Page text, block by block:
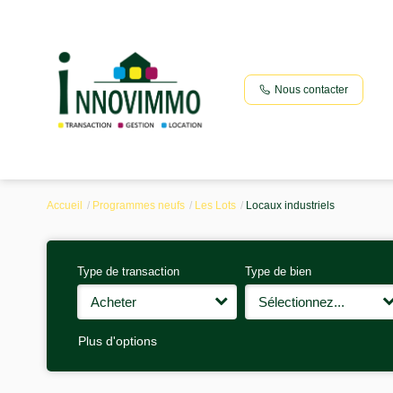
Nous contacter
Accueil Programmes neufs Les Lots Locaux industriels
Type de transaction
Acheter
Type de bien
Sélectionnez...
Plus d'options